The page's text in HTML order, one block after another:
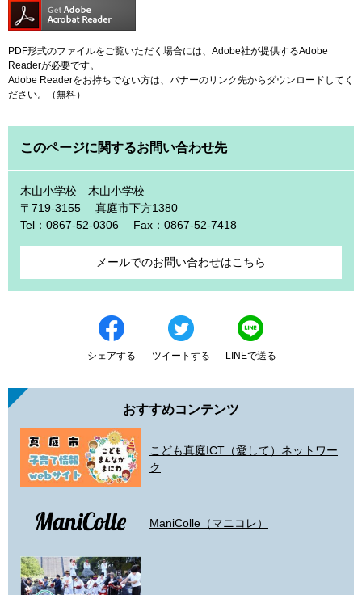
PDF形式のファイルをご覧いただく場合には、Adobe社が提供するAdobe
Readerが必要です。
Adobe Readerをお持ちでない方は、バナーのリンク先からダウンロードしてく
ださい。（無料）
このページに関するお問い合わせ先
木山小学校
木山小学校
〒719-3155
真庭市下方1380
Tel：0867-52-0306
Fax：0867-52-7418
メールでのお問い合わせはこちら
シェアする ツイートする LINEで送る
おすすめコンテンツ
こども真庭ICT（愛して）ネットワー
ク
ManiColle（マニコレ）